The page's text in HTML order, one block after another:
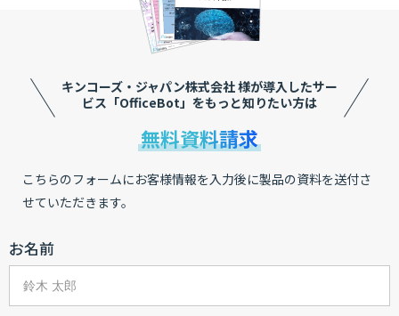
キンコーズ・ジャパン株式会社 様が導入したサー
ビス 「OfficeBot」をもっと知りたい方は
無料資料請求
こちらのフォームにお客様情報を入力後に製品の資料を送付さ
せていただきます。
お名前